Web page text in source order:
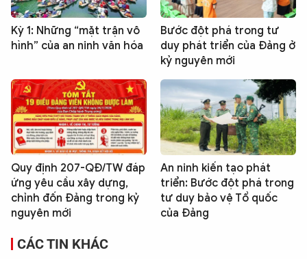
Kỳ 1: Những “mặt trận vô
hình” của an ninh văn hóa
Bước đột phá trong tư
duy phát triển của Đảng ở
kỷ nguyên mới
Quy định 207-QĐ/TW đáp
ứng yêu cầu xây dựng,
chỉnh đốn Đảng trong kỷ
nguyên mới
An ninh kiến tạo phát
triển: Bước đột phá trong
tư duy bảo vệ Tổ quốc
của Đảng
CÁC TIN KHÁC